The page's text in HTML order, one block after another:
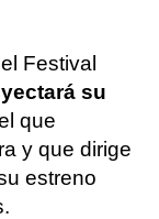
Festival
su
que
y que dirige
estreno